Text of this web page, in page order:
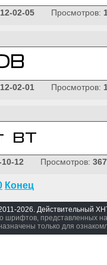
02-05 Просмотров:
02-01 Просмотров:
12 Просмотров:
Конец
2026. Действительный
шрифтов, представленных
только для